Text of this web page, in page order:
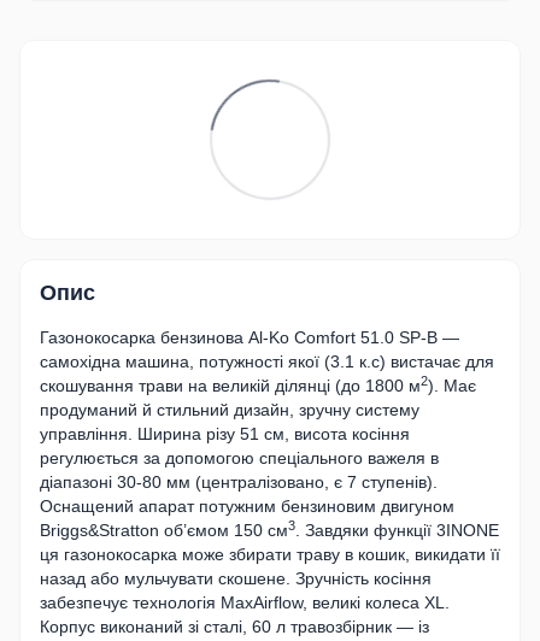
Опис
Газонокосарка бензинова Al-Ko Comfort 51.0 SP-B —
самохідна машина, потужності якої (3.1 к.с) вистачає для
скошування трави на великій ділянці (до 1800 м2). Має
продуманий й стильний дизайн, зручну систему
управління. Ширина різу 51 см, висота косіння
регулюється за допомогою спеціального важеля в
діапазоні 30-80 мм (централізовано, є 7 ступенів).
Оснащений апарат потужним бензиновим двигуном
Briggs&Stratton об’ємом 150 см3
. Завдяки функції 3INONE
ця газонокосарка може збирати траву в кошик, викидати її
назад або мульчувати скошене. Зручність косіння
забезпечує технологія MaxAirflow, великі колеса XL.
Корпус виконаний зі сталі, 60 л травозбірник — із